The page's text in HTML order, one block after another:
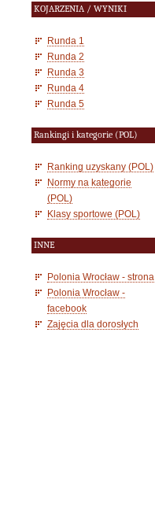
KOJARZENIA / WYNIKI
Runda 1
Runda 2
Runda 3
Runda 4
Runda 5
Rankingi i kategorie (POL)
Ranking uzyskany (POL)
Normy na kategorie
(POL)
Klasy sportowe (POL)
INNE
Polonia Wrocław - strona
Polonia Wrocław -
facebook
Zajęcia dla dorosłych